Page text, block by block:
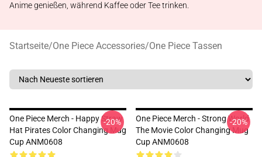
Anime genießen, während Kaffee oder Tee trinken.
Startseite/One Piece Accessories/One Piece Tassen
One Piece Merch - Happy Straw
Hat Pirates Color Changing Mug
Cup ANM0608
-20%
One Piece Merch - Strong World
The Movie Color Changing Mug
Cup ANM0608
-20%